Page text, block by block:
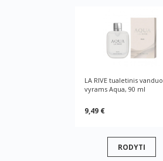
LA RIVE tualetinis vanduo
vyrams Aqua, 90 ml
9,49 €
RODYTI